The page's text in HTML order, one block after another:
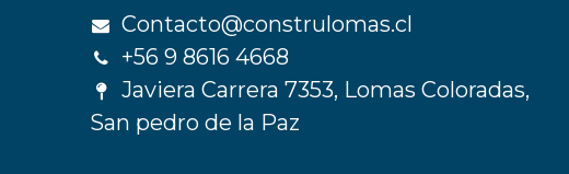
Contacto@construlomas.cl
+56 9 8616 4668
Javiera Carrera 7353, Lomas Coloradas,
San pedro de la Paz